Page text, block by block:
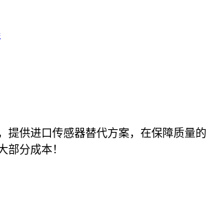
提供进口传感器替代方案，在保障质量的
部分成本！